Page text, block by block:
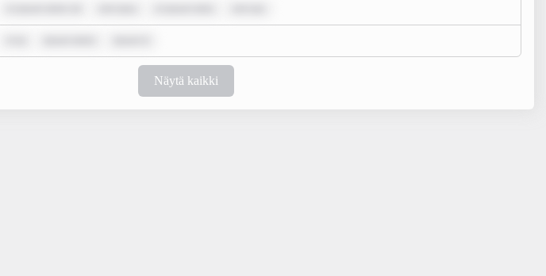
Näytä kaikki